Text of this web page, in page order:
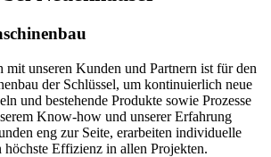
mit unseren Kunden und Partnern ist für den
der Schlüssel, um kontinuierlich neue
und bestehende Produkte sowie Prozesse
Know-how und unserer Erfahrung
eng zur Seite, erarbeiten individuelle
höchste Effizienz in allen Projekten.